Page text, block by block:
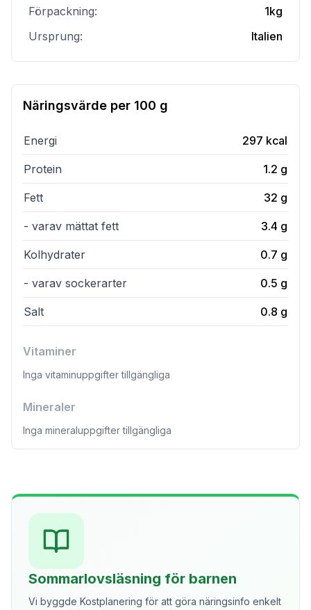
Förpackning:
1kg
Ursprung:
Italien
Näringsvärde per 100 g
Energi 297 kcal
Protein 1.2 g
Fett 32 g
- varav mättat fett 3.4 g
Kolhydrater 0.7 g
- varav sockerarter 0.5 g
Salt 0.8 g
Vitaminer
Inga vitaminuppgifter tillgängliga
Mineraler
Inga mineraluppgifter tillgängliga
Sommarlovsläsning för barnen
Vi byggde Kostplanering för att göra näringsinfo enkelt